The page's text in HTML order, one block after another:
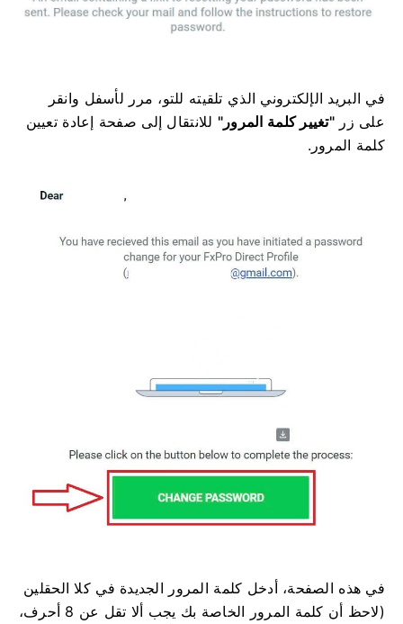
في البريد الإلكتروني الذي تلقيته للتو، مرر لأسفل وانقر
على زر "تغيير كلمة المرور" للانتقال إلى صفحة إعادة تعيين
كلمة المرور.
في هذه الصفحة، أدخل كلمة المرور الجديدة في كلا الحقلين
(لاحظ أن كلمة المرور الخاصة بك يجب ألا تقل عن 8 أحرف،